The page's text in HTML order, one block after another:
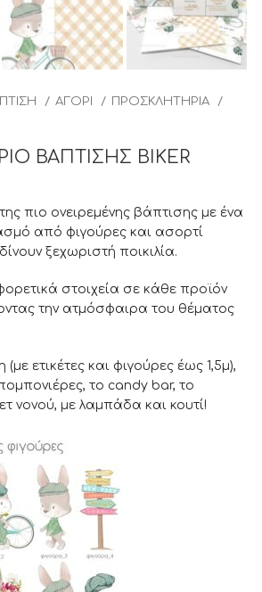
ΑΓΟΡΙ
ΠΡΟΣΚΛΗΤΗΡΙΑ
ΒΑΠΤΙΣΗΣ BIKER
πιο ονειρεμένης βάπτισης με ένα
από φιγούρες και ασορτί
ξεχωριστή ποικιλία.
στοιχεία σε κάθε προϊόν
την ατμόσφαιρα του θέματος
ετικέτες και φιγούρες έως 1,5μ),
το candy bar, το
νονού, με λαμπάδα και κουτί!